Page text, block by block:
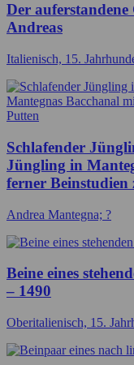
Der
Andreas
Italienisch, 15.
Schlafender
Jüngling in
ferner Beinstudien
Andrea Mantegna; ?
Beine eines
– 1490
Oberitalienisch, 15.